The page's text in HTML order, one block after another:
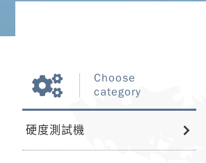
Choose
category
硬度測試機